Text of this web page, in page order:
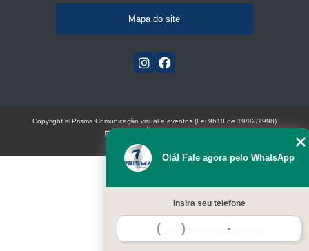
Mapa do site
Olá! Fale agora pelo WhatsApp
Insira seu telefone
Copyright © Prisma Comunicação visual e eventos (Lei 9610 de 19/02/1998)